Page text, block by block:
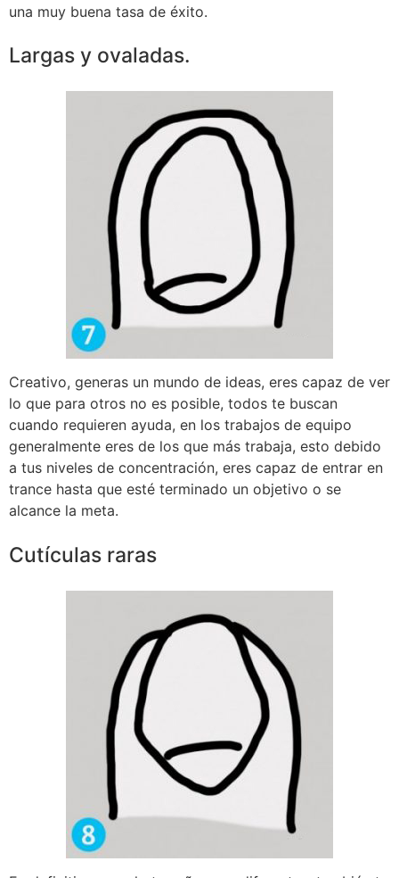
una muy buena tasa de éxito.
Largas y ovaladas.
Creativo, generas un mundo de ideas, eres capaz de ver
lo que para otros no es posible, todos te buscan
cuando requieren ayuda, en los trabajos de equipo
generalmente eres de los que más trabaja, esto debido
a tus niveles de concentración, eres capaz de entrar en
trance hasta que esté terminado un objetivo o se
alcance la meta.
Cutículas raras